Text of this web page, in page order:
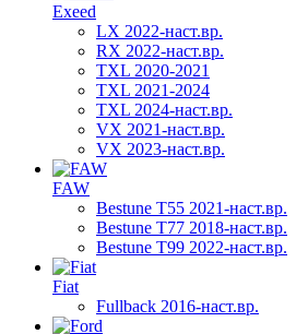
Exeed
LX 2022-наст.вр.
RX 2022-наст.вр.
TXL 2020-2021
TXL 2021-2024
TXL 2024-наст.вр.
VX 2021-наст.вр.
VX 2023-наст.вр.
FAW
Bestune T55 2021-наст.вр.
Bestune T77 2018-наст.вр.
Bestune T99 2022-наст.вр.
Fiat
Fullback 2016-наст.вр.